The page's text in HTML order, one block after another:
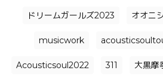
ドリームガールズ2023 オオニ
musicwork
Acousticsoul2022 311 大黒摩